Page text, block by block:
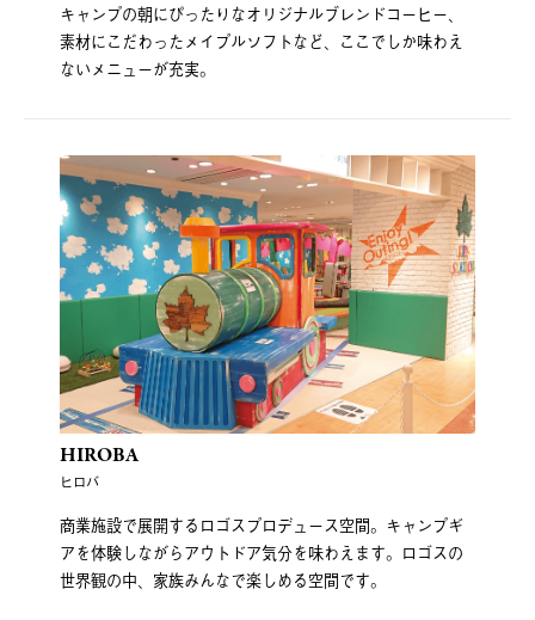
キャンプの朝にぴったりなオリジナルブレンドコーヒー、
素材にこだわったメイプルソフトなど、ここでしか味わえ
ないメニューが充実。
HIROBA
ヒロバ
商業施設で展開するロゴスプロデュース空間。キャンプギ
アを体験しながらアウトドア気分を味わえます。ロゴスの
世界観の中、家族みんなで楽しめる空間です。